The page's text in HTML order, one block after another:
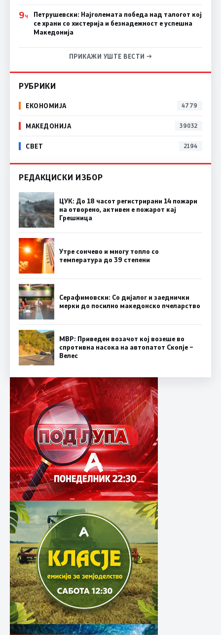
9Ч
Петрушевски: Најголемата победа над талогот кој
се храни со хистерија и безнадежност е успешна
Македонија
ПРИКАЖИ УШТЕ ВЕСТИ →
РУБРИКИ
ЕКОНОМИЈА 4779
МАКЕДОНИЈА 39032
СВЕТ 2194
РЕДАКЦИСКИ ИЗБОР
ЦУК: До 18 часот регистрирани 14 пожари
на отворено, активен е пожарот кај
Грешница
Утре сончево и многу топло со
температура до 39 степени
Серафимовски: Со дијалог и заеднички
мерки до посилно македонско пчеларство
МВР: Приведен возачот кој возеше во
спротивна насока на автопатот Скопје –
Велес